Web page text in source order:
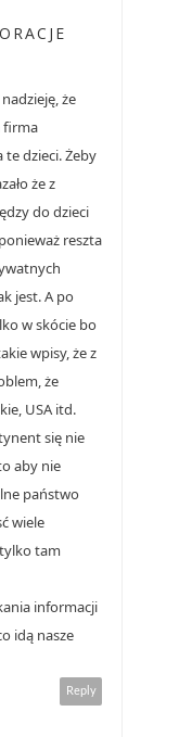
że
firma
dzieci. Żeby
że z
do dzieci
reszta
jest. A po
w skócie bo
wpisy, że z
że
USA itd.
się nie
aby nie
państwo
wiele
tam
informacji
idą nasze
Reply